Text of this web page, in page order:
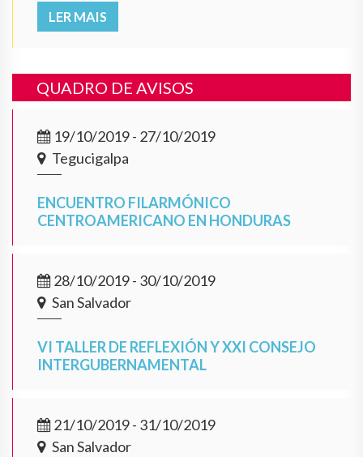
LER MAIS
QUADRO DE AVISOS
19/10/2019 - 27/10/2019
Tegucigalpa
ENCUENTRO FILARMÓNICO
CENTROAMERICANO EN HONDURAS
28/10/2019 - 30/10/2019
San Salvador
VI TALLER DE REFLEXIÓN Y XXI CONSEJO
INTERGUBERNAMENTAL
21/10/2019 - 31/10/2019
San Salvador